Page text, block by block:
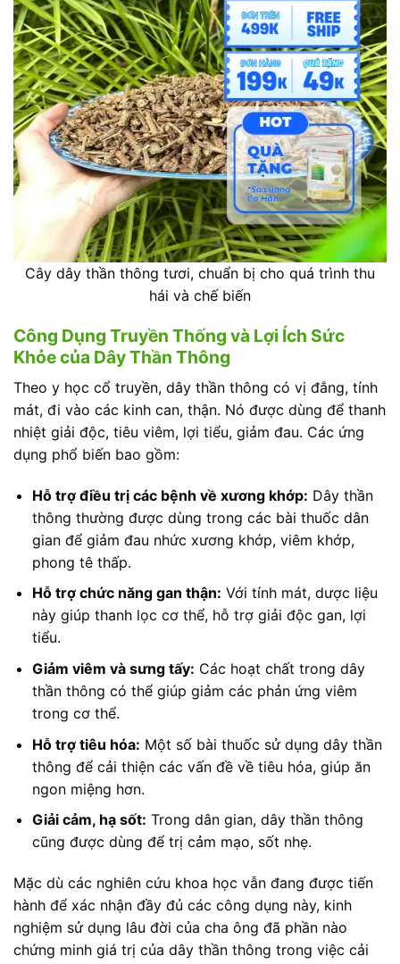
Cây dây thần thông tươi, chuẩn bị cho quá trình thu
hái và chế biến
Công Dụng Truyền Thống và Lợi Ích Sức
Khỏe của Dây Thần Thông
Theo y học cổ truyền, dây thần thông có vị đắng, tính
mát, đi vào các kinh can, thận. Nó được dùng để thanh
nhiệt giải độc, tiêu viêm, lợi tiểu, giảm đau. Các ứng
dụng phổ biến bao gồm:
Hỗ trợ điều trị các bệnh về xương khớp: Dây thần
thông thường được dùng trong các bài thuốc dân
gian để giảm đau nhức xương khớp, viêm khớp,
phong tê thấp.
Hỗ trợ chức năng gan thận: Với tính mát, dược liệu
này giúp thanh lọc cơ thể, hỗ trợ giải độc gan, lợi
tiểu.
Giảm viêm và sưng tấy: Các hoạt chất trong dây
thần thông có thể giúp giảm các phản ứng viêm
trong cơ thể.
Hỗ trợ tiêu hóa: Một số bài thuốc sử dụng dây thần
thông để cải thiện các vấn đề về tiêu hóa, giúp ăn
ngon miệng hơn.
Giải cảm, hạ sốt: Trong dân gian, dây thần thông
cũng được dùng để trị cảm mạo, sốt nhẹ.
Mặc dù các nghiên cứu khoa học vẫn đang được tiến
hành để xác nhận đầy đủ các công dụng này, kinh
nghiệm sử dụng lâu đời của cha ông đã phần nào
chứng minh giá trị của dây thần thông trong việc cải